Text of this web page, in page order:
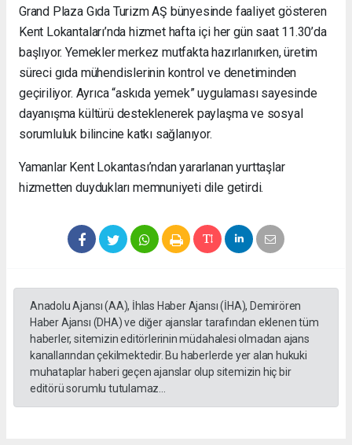
Grand Plaza Gıda Turizm AŞ bünyesinde faaliyet gösteren
Kent Lokantaları’nda hizmet hafta içi her gün saat 11.30’da
başlıyor. Yemekler merkez mutfakta hazırlanırken, üretim
süreci gıda mühendislerinin kontrol ve denetiminden
geçiriliyor. Ayrıca “askıda yemek” uygulaması sayesinde
dayanışma kültürü desteklenerek paylaşma ve sosyal
sorumluluk bilincine katkı sağlanıyor.
Yamanlar Kent Lokantası’ndan yararlanan yurttaşlar
hizmetten duydukları memnuniyeti dile getirdi.
Anadolu Ajansı (AA), İhlas Haber Ajansı (İHA), Demirören
Haber Ajansı (DHA) ve diğer ajanslar tarafından eklenen tüm
haberler, sitemizin editörlerinin müdahalesi olmadan ajans
kanallarından çekilmektedir. Bu haberlerde yer alan hukuki
muhataplar haberi geçen ajanslar olup sitemizin hiç bir
editörü sorumlu tutulamaz...